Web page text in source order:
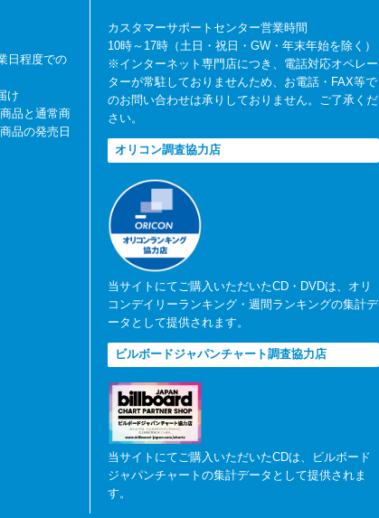
日程度での
け
品と通常商
品の発売日
カスタマーサポートセンター営業時間
10時～17時（土日・祝日・GW・年末年始を除く）
※インターネット専門店につき、電話対応オペレー
ターが常駐しておりませんため、お電話・FAX等で
のお問い合わせは承りしておりません。ご了承くだ
さい。
オリコン調査協力店
当サイトにてご購入いただいたCD・DVDは、オリ
コンデイリーランキング・週間ランキングの集計デ
ータとして提供されます。
ビルボードジャパンチャート調査協力店
当サイトにてご購入いただいたCDは、ビルボード
ジャパンチャートの集計データとして提供されま
す。